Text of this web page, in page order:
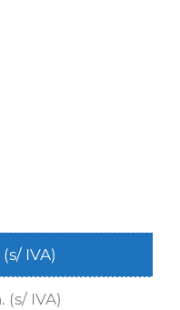
IVA)
(s/ IVA)